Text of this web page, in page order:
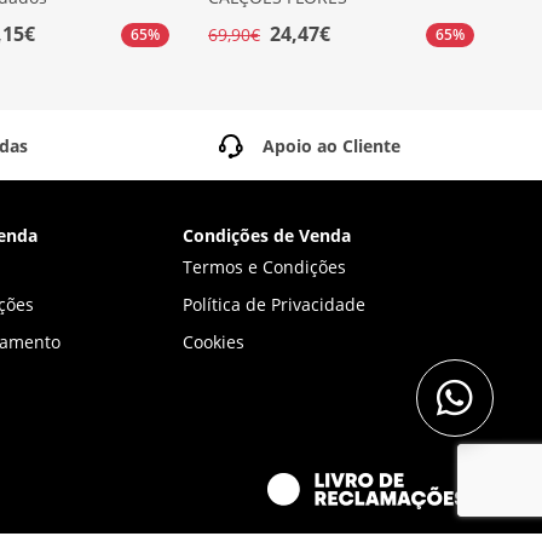
65%
69,90€ 24,47€ 65%
Apoio ao Cliente
Condições de Venda
Termos e Condições
Política de Privacidade
Cookies